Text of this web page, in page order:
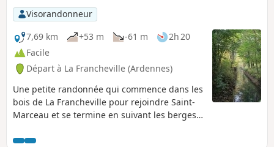
Visorandonneur
7,69 km
+53 m -61 m
2h 20
Facile
Départ à La Francheville (Ardennes)
Une petite randonnée qui commence dans les
bois de La Francheville pour rejoindre Saint-
Marceau et se termine en suivant les berges
industrielles, vestiges de moulins à eau.